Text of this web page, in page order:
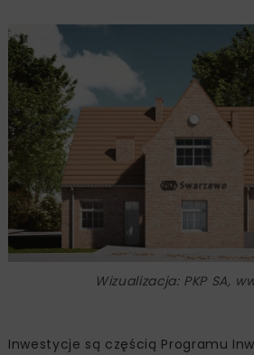
Wizualizacja: PKP SA,
Inwestycje są częścią Programu